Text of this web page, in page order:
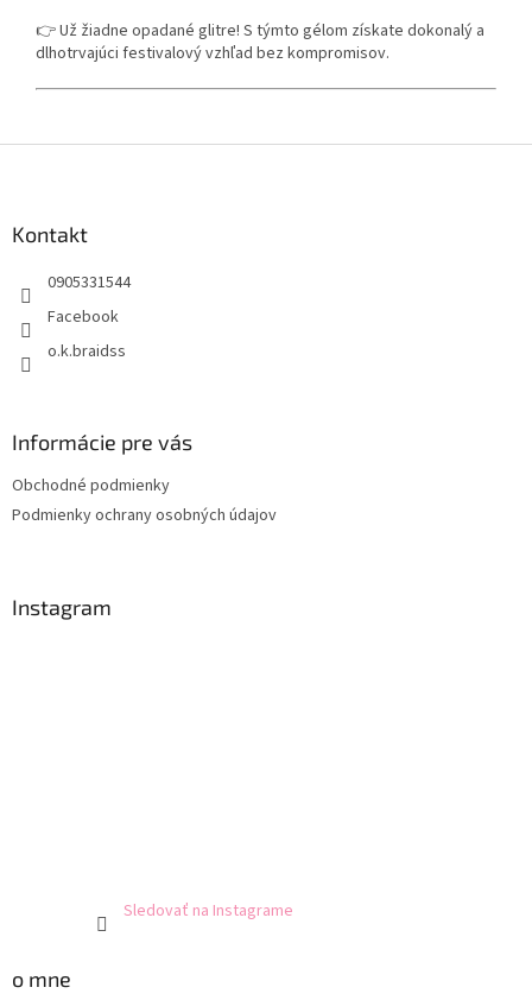
👉 Už žiadne opadané glitre! S týmto gélom získate dokonalý a
dlhotrvajúci festivalový vzhľad bez kompromisov.
Kontakt
0905331544
Facebook
o.k.braidss
Informácie pre vás
Obchodné podmienky
Podmienky ochrany osobných údajov
Instagram
Sledovať na Instagrame
o mne